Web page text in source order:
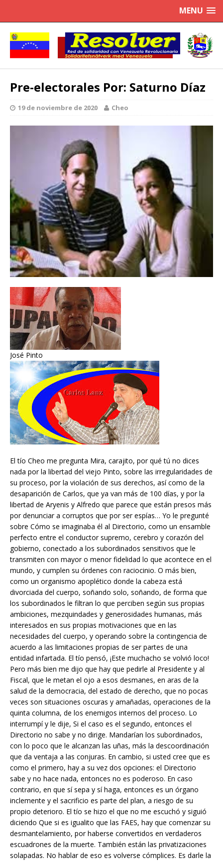
MENU
Pre-electorales Por: Saturno Díaz
19 de noviembre de 2020 Cheo
José Pinto
El tío Cheo me pregunta Mira, carajito, por qué tú no dices
nada por la libertad del viejo Pinto, sobre las irregularidades de
su proceso, por la violación de sus derechos, así como de la
desaparición de Carlos, que ya van más de 100 días, y por la
libertad de Aryenis y Alfredo que parece que están presos más
por denunciar a corruptos que por ser espías… Yo le pregunté
sobre Cómo se imaginaba él al Directorio, como un ensamble
perfecto entre el conductor supremo, cerebro y corazón del
gobierno, conectado a los subordinados sensitivos que le
transmiten con mayor o menor fidelidad lo que acontece en el
mundo, y cumplen su órdenes con raciocinio. O más bien,
como un organismo apoplético donde la cabeza está
divorciada del cuerpo, soñando solo, soñando, de forma que
los subordinados le filtran lo que perciben según sus propias
ambiciones, mezquindades y generosidades humanas, más
interesados en sus propias motivaciones que en las
necesidades del cuerpo, y operando sobre la contingencia de
acuerdo a las limitaciones propias de ser partes de una
entidad infartada. El tío pensó, ¡Este muchacho se volvió loco!
Pero más bien me dijo que hay que pedirle al Presidente y al
Fiscal, que le metan el ojo a esos desmanes, en aras de la
salud de la democracia, del estado de derecho, que no pocas
veces son situaciones oscuras y amañadas, operaciones de la
quinta columna, de los enemigos internos del proceso. Lo
interrumpí y le dije, Si el caso es el segundo, entonces el
Directorio no sabe y no dirige. Mandarían los subordinados,
con lo poco que le alcanzan las uñas, más la descoordinación
que da ventaja a las conjuras. En cambio, si usted cree que es
como el primero, hay a su vez dos opciones: el Directorio
sabe y no hace nada, entonces no es poderoso. En caso
contrario, en que sí sepa y sí haga, entonces es un órgano
inclemente y el sacrificio es parte del plan, a riesgo de su
propio deterioro. El tío se hizo el que no me escuchó y siguió
diciendo Que si es igualito que las FAES, hay que comenzar su
desmantelamiento, por haberse convertidos en verdaderos
escuadrones de la muerte. También están las privatizaciones
solapadas. No hablar de eso es volverse cómplices. Es darle la